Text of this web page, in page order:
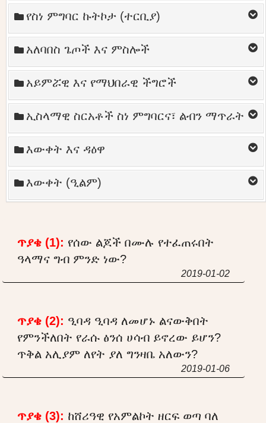
የስነ ምግባር ኩትኮታ (ተርቢያ)
አለባበስ ጌጦች እና ምስሎች
አይምሯዊ እና የማህበራዊ ችግሮች
ኢስላማዊ ስርአቶች ስነ ምግባርና፣ ልብን ማጥራት
እውቀት እና ዳዕዋ
እውቀት (ዒልም)
ጥያቄ (1): የሰው ልጆች በሙሉ የተፈጠሩበት
ዓላማና ግብ ምንድ ነው?
2019-01-02
ጥያቄ (2): ዒባዳ ዒባዳ ለመሆኑ ልናውቅበት
የምንችለበት የራሱ ፅንሰ ሀሳብ ይኖረው ይሆን?
ጥቅል አሊያም ለየት ያለ ግንዛቤ አለውን?
2019-01-06
ጥያቄ (3): ከሸሪዓዊ የአምልኮት ዘርፍ ወጣ ባለ